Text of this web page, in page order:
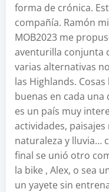
forma de crónica.
compañía. Ramón
MOB2023 me
aventurilla conjunta
varias alternativas
las Highlands.
buenas en cada una
es un país muy
actividades,
naturaleza y lluvia…
final se unió otro
la bike , Alex, o sea
un yayete sin